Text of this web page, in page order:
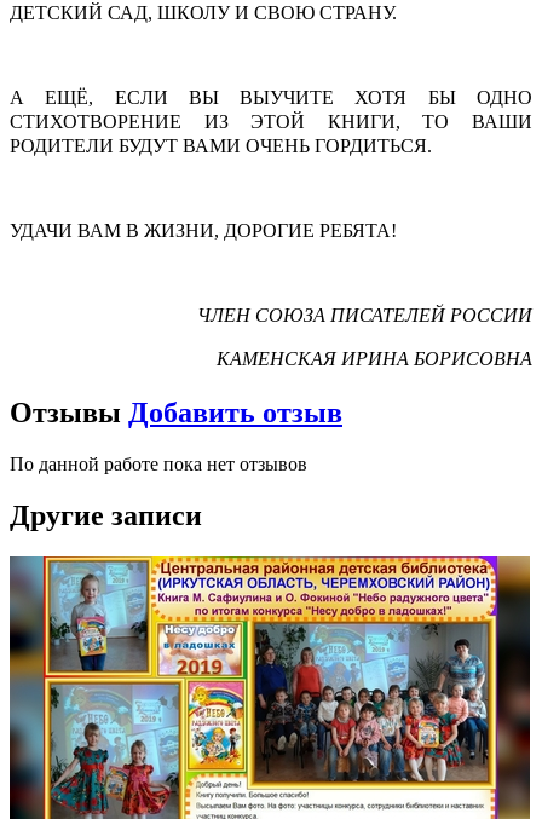
ДЕТСКИЙ САД, ШКОЛУ И СВОЮ СТРАНУ.
А ЕЩЁ, ЕСЛИ ВЫ ВЫУЧИТЕ ХОТЯ БЫ ОДНО
СТИХОТВОРЕНИЕ ИЗ ЭТОЙ КНИГИ, ТО ВАШИ
РОДИТЕЛИ БУДУТ ВАМИ ОЧЕНЬ ГОРДИТЬСЯ.
УДАЧИ ВАМ В ЖИЗНИ, ДОРОГИЕ РЕБЯТА!
ЧЛЕН СОЮЗА ПИСАТЕЛЕЙ РОССИИ
КАМЕНСКАЯ ИРИНА БОРИСОВНА
Отзывы Добавить отзыв
По данной работе пока нет отзывов
Другие записи